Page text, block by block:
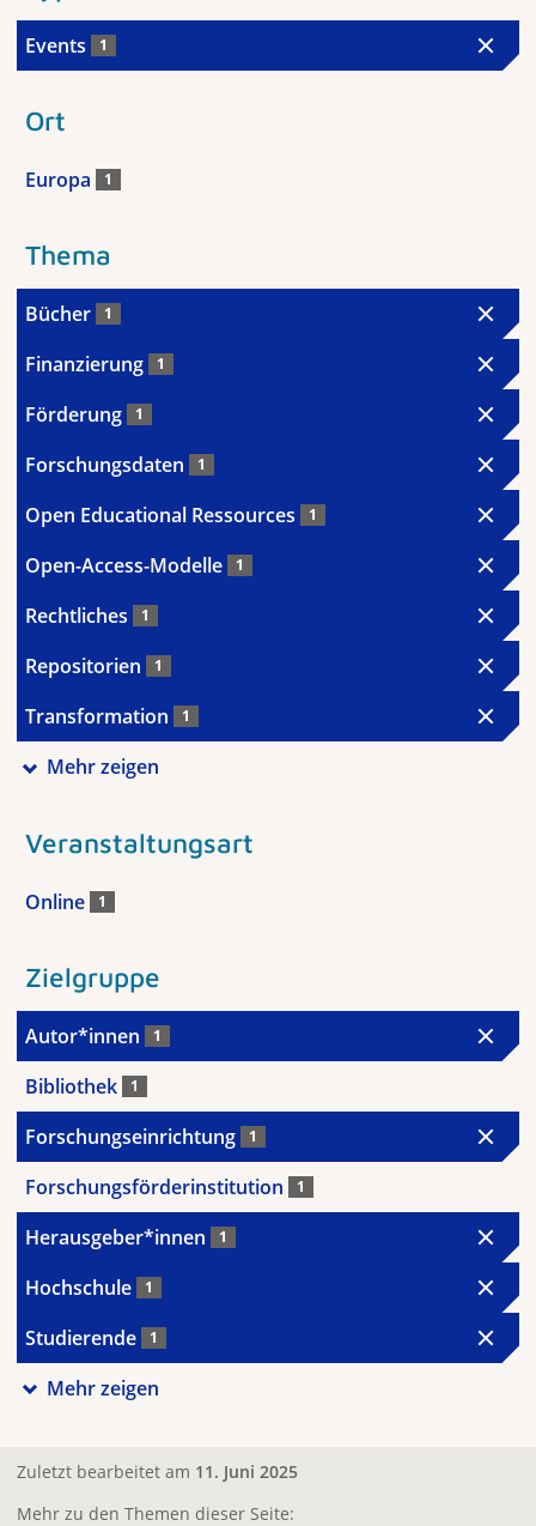
Events 1
Ort
Europa 1
Thema
Bücher 1
Finanzierung 1
Förderung 1
Forschungsdaten 1
Open Educational Ressources 1
Open-Access-Modelle 1
Rechtliches 1
Repositorien 1
Transformation 1
Mehr zeigen
Veranstaltungsart
Online 1
Zielgruppe
Autor*innen 1
Bibliothek 1
Forschungseinrichtung 1
Forschungsförderinstitution 1
Herausgeber*innen 1
Hochschule 1
Studierende 1
Mehr zeigen
Zuletzt bearbeitet am 11. Juni 2025
Mehr zu den Themen dieser Seite: